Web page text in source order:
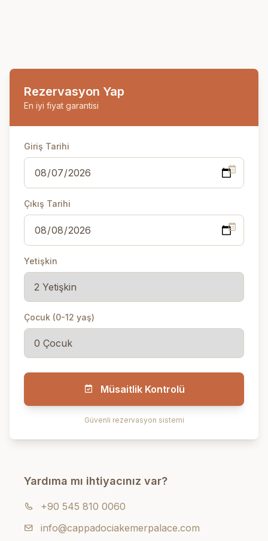
Rezervasyon Yap
En iyi fiyat garantisi
Giriş Tarihi
Çıkış Tarihi
Yetişkin
Çocuk (0-12 yaş)
Müsaitlik Kontrolü
Güvenli rezervasyon sistemi
Yardıma mı ihtiyacınız var?
+90 545 810 0060
info@cappadociakemerpalace.com